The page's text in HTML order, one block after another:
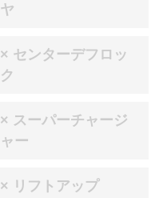
ヤ
× センターデフロッ
ク
× スーパーチャージ
ャー
× リフトアップ